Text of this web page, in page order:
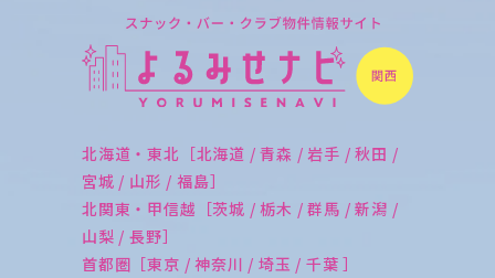
北海道・東北［北海道 / 青森 / 岩手 / 秋田 /
宮城 / 山形 / 福島］
北関東・甲信越［茨城 / 栃木 / 群馬 / 新潟 /
山梨 / 長野］
首都圏［東京 / 神奈川 / 埼玉 / 千葉 ］